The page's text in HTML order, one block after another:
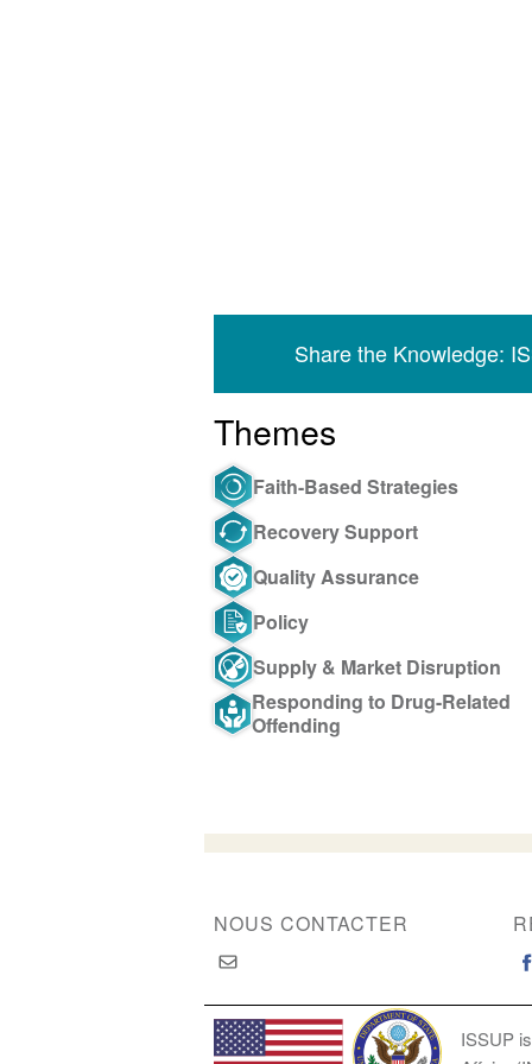
Share the Knowledge:
Themes
Faith-Based Strategies
Recovery Support
Quality Assurance
Policy
Supply & Market Disruption
Responding to Drug-Related
Offending
NOUS CONTACTER
ISSUP